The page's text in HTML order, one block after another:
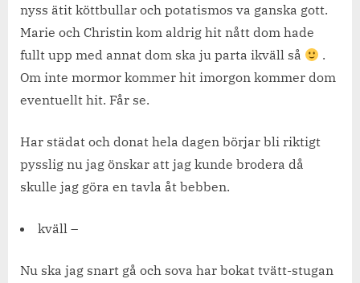
nyss ätit köttbullar och potatismos va ganska gott.
Marie och Christin kom aldrig hit nått dom hade
fullt upp med annat dom ska ju parta ikväll så
.
Om inte mormor kommer hit imorgon kommer dom
eventuellt hit. Får se.
Har städat och donat hela dagen börjar bli riktigt
pysslig nu jag önskar att jag kunde brodera då
skulle jag göra en tavla åt bebben.
kväll –
Nu ska jag snart gå och sova har bokat tvätt-stugan